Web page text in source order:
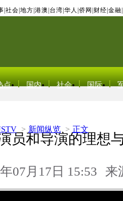
社会 地方 港澳 台湾 华人 侨网 财经 金融
点 国内 社会 国际
> 新闻纵览 > 正文
员和导演的理想
07月17日 15:53 来